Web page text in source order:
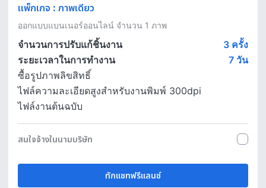
แพ็กเกจ : ภาพเดียว
ออกแบบแบนเนอร์ออนไลน์ จำนวน 1 ภาพ
จำนวนการปรับแก้ชิ้นงาน
3 ครั้ง
ระยะเวลาในการทำงาน
7 วัน
ซื้อรูปภาพลิขสิทธิ์
ไฟล์ความละเอียดสูงสำหรับงานพิมพ์ 300dpi
ไฟล์งานต้นฉบับ
สนใจจ้างในนามบริษัท
ทักแชทฟรีแลนซ์